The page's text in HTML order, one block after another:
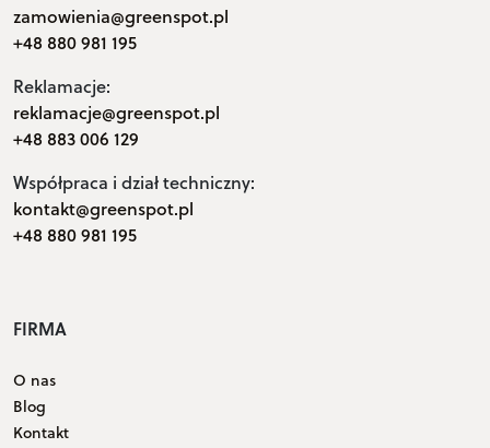
zamowienia@greenspot.pl
+48 880 981 195
Reklamacje:
reklamacje@greenspot.pl
+48 883 006 129
Współpraca i dział techniczny:
kontakt@greenspot.pl
+48 880 981 195
FIRMA
O nas
Blog
Kontakt